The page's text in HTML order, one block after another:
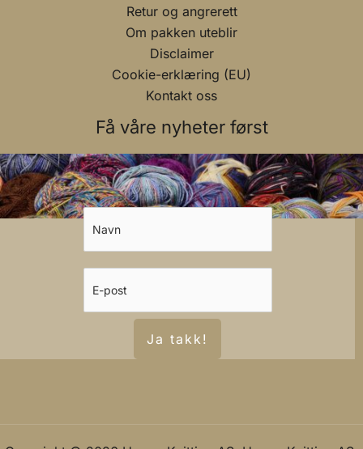
Retur og angrerett
Om pakken uteblir
Disclaimer
Cookie-erklæring (EU)
Kontakt oss
Få våre nyheter først
Ja takk!